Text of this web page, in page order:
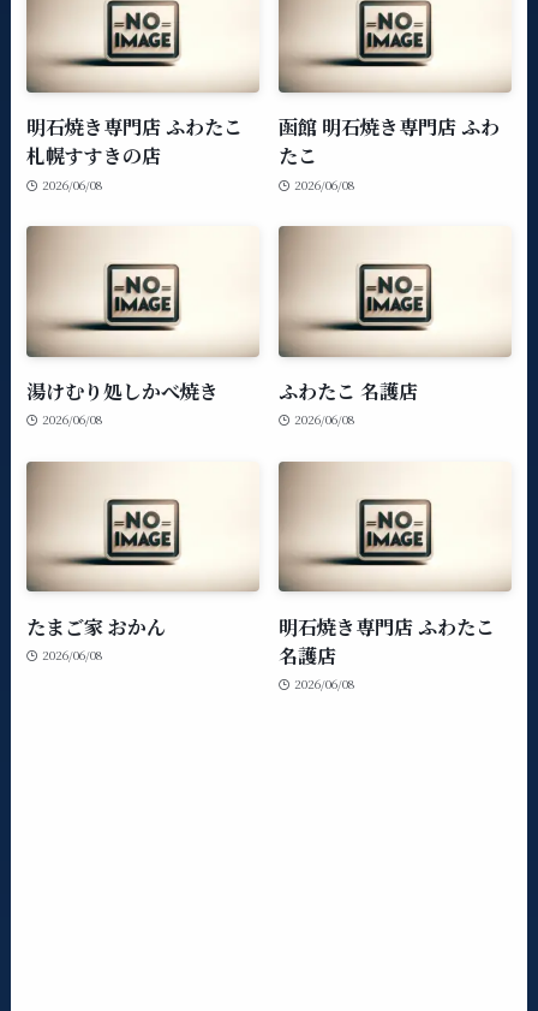
明石焼き専門店 ふわたこ
札幌すすきの店
2026/06/08
函館 明石焼き専門店 ふわ
たこ
2026/06/08
湯けむり処しかべ焼き
2026/06/08
ふわたこ 名護店
2026/06/08
たまご家 おかん
2026/06/08
明石焼き専門店 ふわたこ
名護店
2026/06/08